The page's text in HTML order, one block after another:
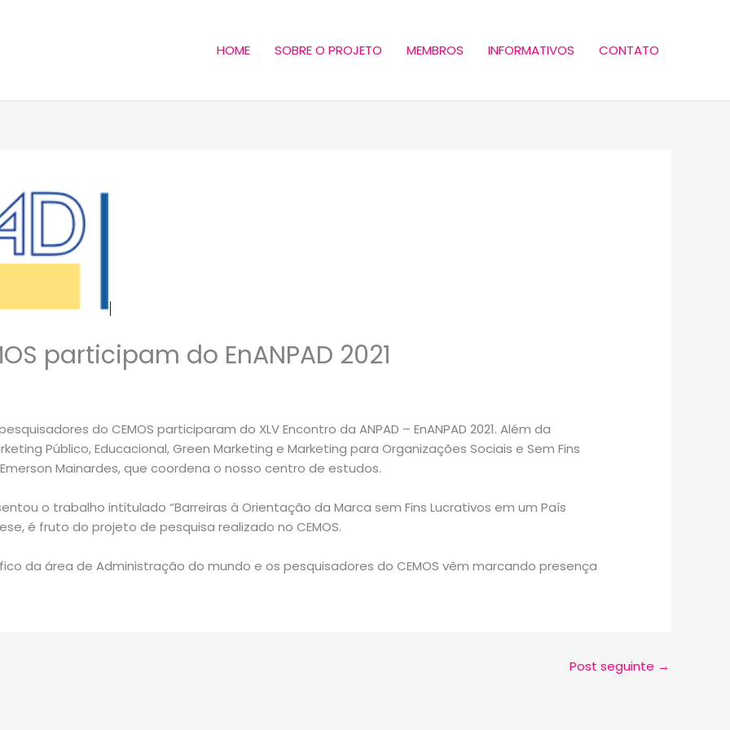
HOME SOBRE O PROJETO MEMBROS INFORMATIVOS CONTATO
participam do EnANPAD 2021
do CEMOS participaram do XLV Encontro da ANPAD – EnANPAD 2021. Além da
Público, Educacional, Green Marketing e Marketing para Organizações Sociais e Sem Fins
Mainardes, que coordena o nosso centro de estudos.
o trabalho intitulado “Barreiras à Orientação da Marca sem Fins Lucrativos em um País
é fruto do projeto de pesquisa realizado no CEMOS.
da área de Administração do mundo e os pesquisadores do CEMOS vêm marcando presença
Post seguinte →